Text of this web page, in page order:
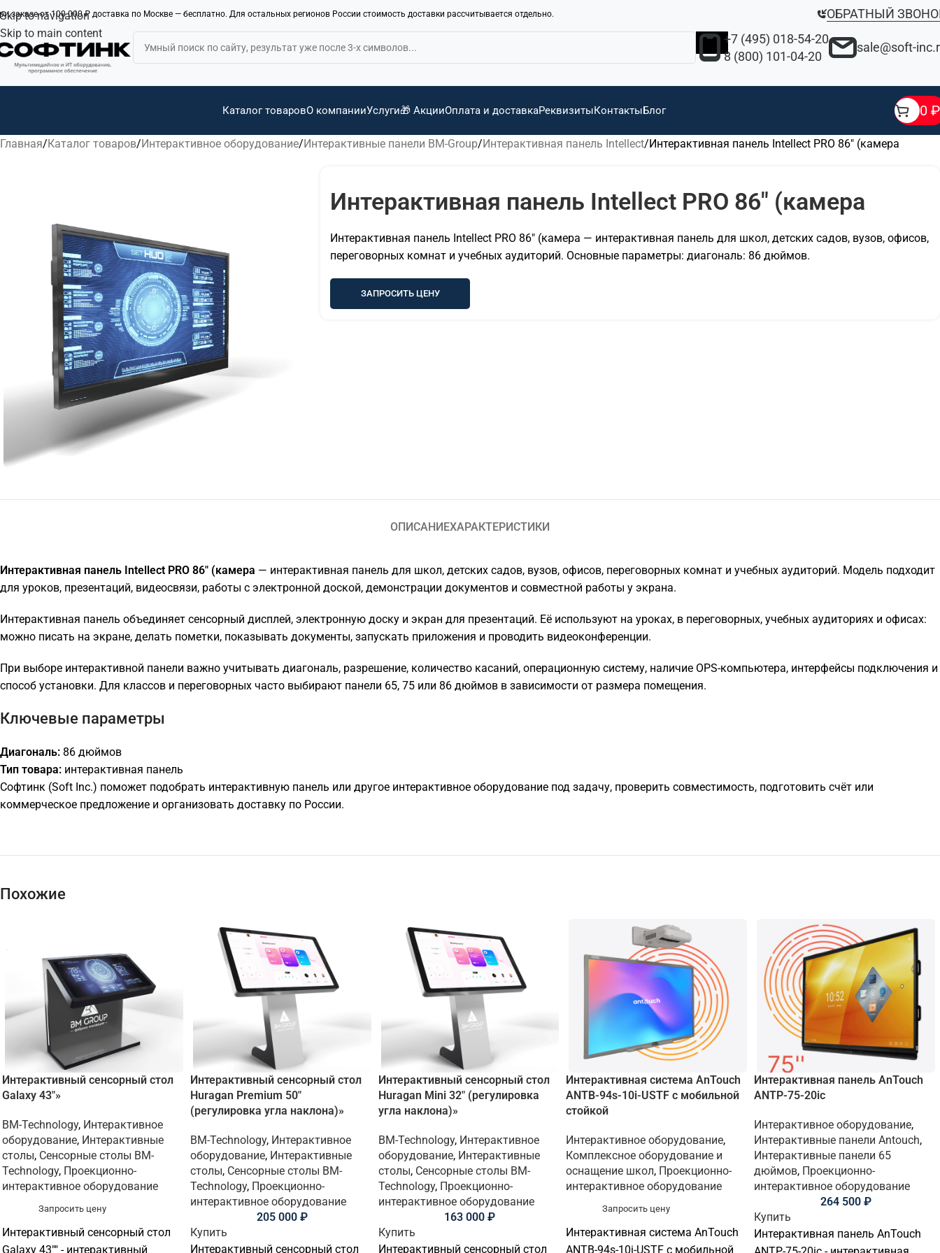
Skip to navigation
Skip to main content
заказе от 100 000 ₽ доставка по Москве — бесплатно. Для остальных регионов России стоимость доставки рассчитывается отдельно.
ОБРАТНЫЙ
+7 (495) 018-54-20
8 (800) 101-04-20
sale@soft-
Каталог товаровО компанииУслуги🎁 АкцииОплата и доставкаРеквизитыКонтактыБлог 0 ₽
Главная Каталог товаров Интерактивное оборудование Интерактивные панели BM-Group Интерактивная панель Intellect Интерактивная панель Intellect PRO 86″ (камера
Интерактивная панель Intellect PRO 86″ (камера
Интерактивная панель Intellect PRO 86″ (камера — интерактивная панель для школ, детских садов, вузов, офисов,
переговорных комнат и учебных аудиторий. Основные параметры: диагональ: 86 дюймов.
ЗАПРОСИТЬ ЦЕНУ
ОПИСАНИЕХАРАКТЕРИСТИКИ
Интерактивная панель Intellect PRO 86" (камера — интерактивная панель для школ, детских садов, вузов, офисов, переговорных комнат и учебных аудиторий. Модель подходит
для уроков, презентаций, видеосвязи, работы с электронной доской, демонстрации документов и совместной работы у экрана.
Интерактивная панель объединяет сенсорный дисплей, электронную доску и экран для презентаций. Её используют на уроках, в переговорных, учебных аудиториях и офисах:
можно писать на экране, делать пометки, показывать документы, запускать приложения и проводить видеоконференции.
При выборе интерактивной панели важно учитывать диагональ, разрешение, количество касаний, операционную систему, наличие OPS-компьютера, интерфейсы подключения и
способ установки. Для классов и переговорных часто выбирают панели 65, 75 или 86 дюймов в зависимости от размера помещения.
Ключевые параметры
Диагональ: 86 дюймов
Тип товара: интерактивная панель
Софтинк (Soft Inc.) поможет подобрать интерактивную панель или другое интерактивное оборудование под задачу, проверить совместимость, подготовить счёт или
коммерческое предложение и организовать доставку по России.
Похожие
Интерактивный cенсорный стол
Galaxy 43″»
BM-Technology, Интерактивное
оборудование, Интерактивные
столы, Сенсорные столы BM-
Technology, Проекционно-
интерактивное оборудование
Запросить цену
Интерактивный cенсорный стол
Galaxy 43"" - интерактивный
Интерактивный сенсорный стол
Huragan Premium 50″
(регулировка угла наклона)»
BM-Technology, Интерактивное
оборудование, Интерактивные
столы, Сенсорные столы BM-
Technology, Проекционно-
интерактивное оборудование
205 000 ₽
Купить
Интерактивный сенсорный стол
Интерактивный сенсорный стол
Huragan Mini 32″ (регулировка
угла наклона)»
BM-Technology, Интерактивное
оборудование, Интерактивные
столы, Сенсорные столы BM-
Technology, Проекционно-
интерактивное оборудование
163 000₽
Купить
Интерактивный сенсорный стол
Интерактивная система AnTouch
ANTB-94s-10i-USTF с мобильной
стойкой
Интерактивное оборудование,
Комплексное оборудование и
оснащение школ, Проекционно-
интерактивное оборудование
Запросить цену
Интерактивная система AnTouch
ANTB-94s-10i-USTF с мобильной
Интерактивная панель AnTouch
ANTP-75-20ic
Интерактивное оборудование,
Интерактивные панели Antouch,
Интерактивные панели 65
дюймов, Проекционно-
интерактивное оборудование
264 500₽
Купить
Интерактивная панель AnTouch